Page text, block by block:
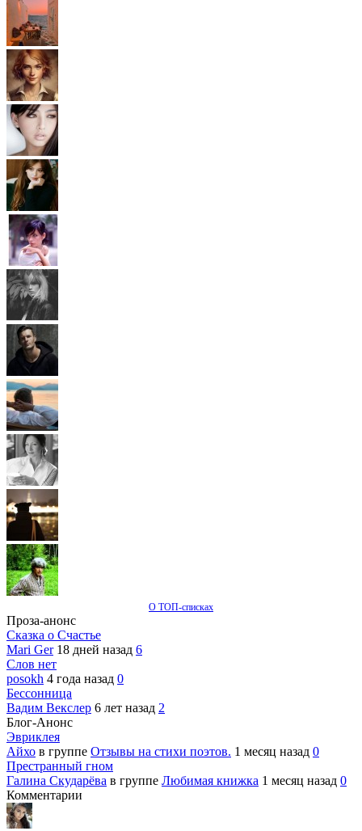
О ТОП-списках
Проза-анонс
Сказка о Счастье
Mari Ger 18 дней назад 6
Слов нет
posokh 4 года назад 0
Бессонница
Вадим Векслер 6 лет назад 2
Блог-Анонс
Эвриклея
Айхо в группе Отзывы на стихи поэтов. 1 месяц назад 0
Престранный гном
Галина Скударёва в группе Любимая книжка 1 месяц назад 0
Комментарии